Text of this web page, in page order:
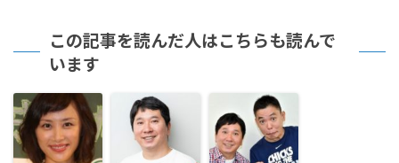
この記事を読んだ人はこちらも読んで
います